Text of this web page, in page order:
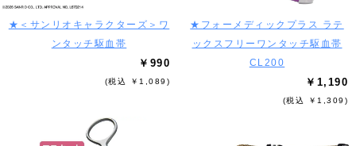
★＜サンリオキャラクターズ＞ワ
ンタッチ駆血帯
￥990
(税込 ￥1,089)
★フォーメディックプラス ラテ
ックスフリーワンタッチ駆血帯
CL200
￥1,190
(税込 ￥1,309)